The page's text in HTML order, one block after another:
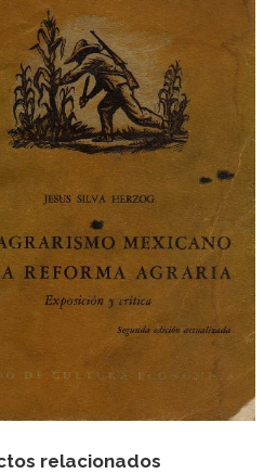
relacionados